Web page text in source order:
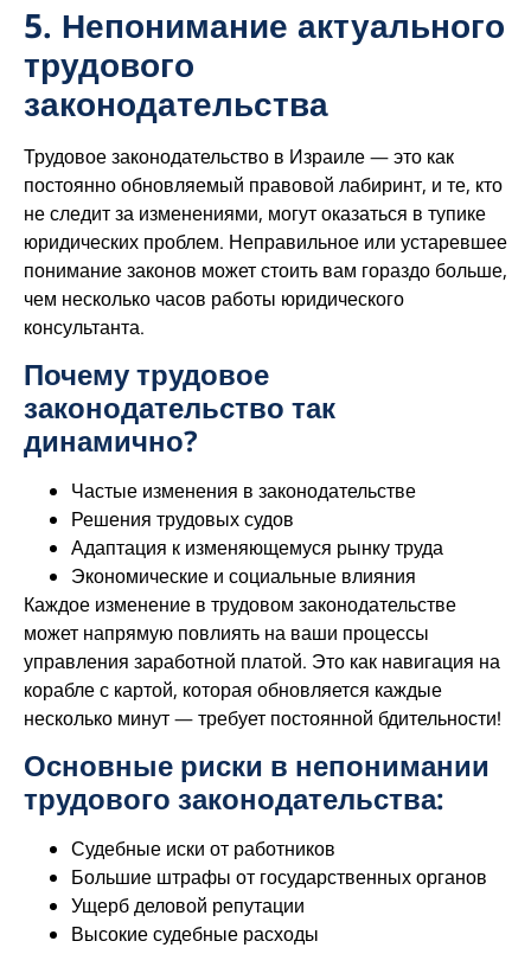
5. Непонимание актуального
трудового
законодательства
Трудовое законодательство в Израиле — это как
постоянно обновляемый правовой лабиринт, и те, кто
не следит за изменениями, могут оказаться в тупике
юридических проблем. Неправильное или устаревшее
понимание законов может стоить вам гораздо больше,
чем несколько часов работы юридического
консультанта.
Почему трудовое
законодательство так
динамично?
Частые изменения в законодательстве
Решения трудовых судов
Адаптация к изменяющемуся рынку труда
Экономические и социальные влияния
Каждое изменение в трудовом законодательстве
может напрямую повлиять на ваши процессы
управления заработной платой. Это как навигация на
корабле с картой, которая обновляется каждые
несколько минут — требует постоянной бдительности!
Основные риски в непонимании
трудового законодательства:
Судебные иски от работников
Большие штрафы от государственных органов
Ущерб деловой репутации
Высокие судебные расходы